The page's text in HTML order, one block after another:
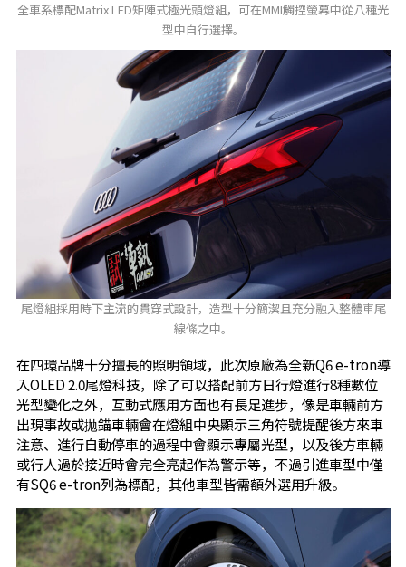
全車系標配Matrix LED矩陣式極光頭燈組，可在MMI觸控螢幕中從八種光
型中自行選擇。
尾燈組採用時下主流的貫穿式設計，造型十分簡潔且充分融入整體車尾
線條之中。
在四環品牌十分擅長的照明領域，此次原廠為全新Q6 e-tron導
入OLED 2.0尾燈科技，除了可以搭配前方日行燈進行8種數位
光型變化之外，互動式應用方面也有長足進步，像是車輛前方
出現事故或拋錨車輛會在燈組中央顯示三角符號提醒後方來車
注意、進行自動停車的過程中會顯示專屬光型，以及後方車輛
或行人過於接近時會完全亮起作為警示等，不過引進車型中僅
有SQ6 e-tron列為標配，其他車型皆需額外選用升級。